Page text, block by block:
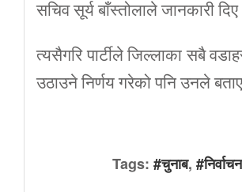
सचिव सूर्य बाँस्तोलाले जानकारी दिए
त्यसैगरि पार्टीले जिल्लाका सबै
उठाउने निर्णय गरेको पनि उनले
Tags: #चुनाब, #निर्वाचन